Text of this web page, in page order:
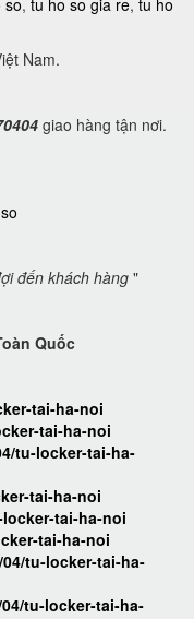
so, tu ho so gia re, tu ho
Nam.
giao hàng tận nơi.
đến khách hàng "
Quốc
tai-ha-noi
tai-ha-noi
tu-locker-tai-ha-
tai-ha-noi
tai-ha-noi
tai-ha-noi
tu-locker-tai-ha-
tu-locker-tai-ha-